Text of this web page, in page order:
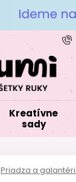
Kreatívne
sady
Priadza a